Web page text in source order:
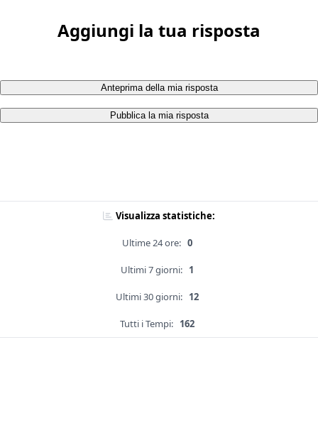
Aggiungi la tua risposta
Anteprima della mia risposta
Pubblica la mia risposta
Visualizza statistiche:
Ultime 24 ore: 0
Ultimi 7 giorni: 1
Ultimi 30 giorni: 12
Tutti i Tempi: 162